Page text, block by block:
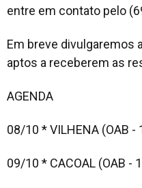
entre em contato pelo
Em breve divulgaremos
aptos a receberem as
AGENDA
08/10 * VILHENA (OAB -
09/10 * CACOAL (OAB -